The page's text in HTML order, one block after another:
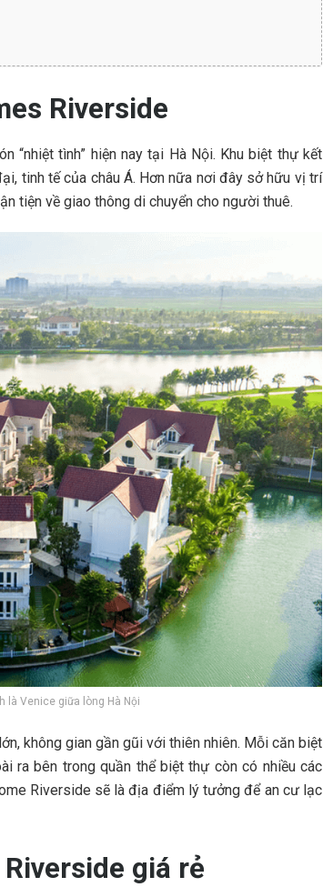
Riverside
tình” hiện nay tại Hà Nội. Khu biệt thự kết
tinh tế của châu Á. Hơn nữa nơi đây sở hữu vị trí
tiện về giao thông di chuyển cho người thuê.
là Venice giữa lòng Hà Nội
không gian gần gũi với thiên nhiên. Mỗi căn biệt
ra bên trong quần thể biệt thự còn có nhiều các
Riverside sẽ là địa điểm lý tưởng để an cư lạc
giá rẻ